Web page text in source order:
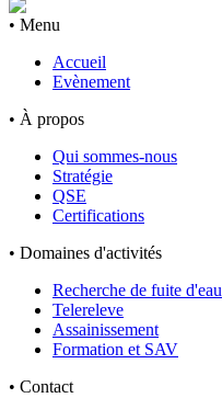
• Menu
Accueil
Evènement
• À propos
Qui sommes-nous
Stratégie
QSE
Certifications
• Domaines d'activités
Recherche de fuite d'eau
Telereleve
Assainissement
Formation et SAV
• Contact